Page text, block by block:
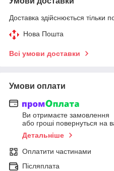
Доставка здійснюється тільки
Нова Пошта
Всі умови доставки
Умови оплати
Ви отримаєте замовлення
або гроші повернуться на
Детальніше
Оплатити частинами
Післяплата